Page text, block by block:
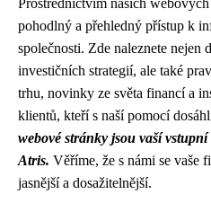
Prostřednictvím našich
pohodlný a přehledný přístup k
společnosti. Zde naleznete nejen
investičních strategií, ale také
trhu, novinky ze světa financí a
klientů, kteří s naší pomocí
webové stránky jsou vaší
Atris. Věříme, že s námi se vaše
jasnější a dosažitelnější.